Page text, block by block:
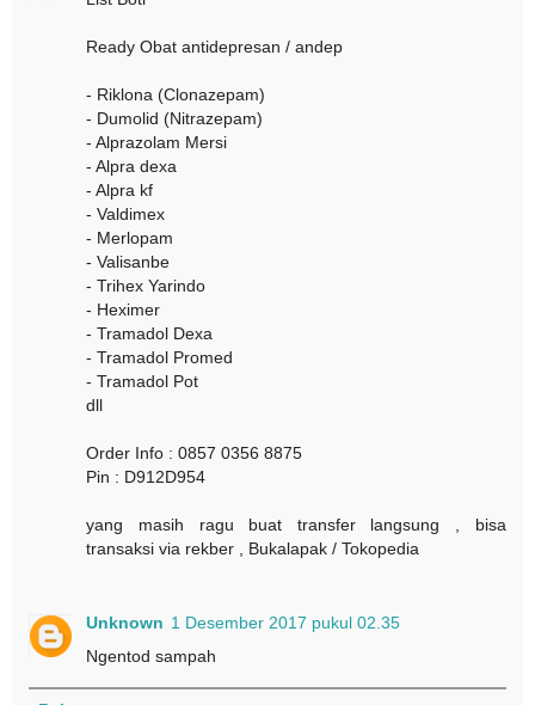
Ready Obat antidepresan / andep
- Riklona (Clonazepam)
- Dumolid (Nitrazepam)
- Alprazolam Mersi
- Alpra dexa
- Alpra kf
- Valdimex
- Merlopam
- Valisanbe
- Trihex Yarindo
- Heximer
- Tramadol Dexa
- Tramadol Promed
- Tramadol Pot
dll
Order Info : 0857 0356 8875
Pin : D912D954
yang masih ragu buat transfer langsung , bisa
transaksi via rekber , Bukalapak / Tokopedia
Unknown 1 Desember 2017 pukul 02.35
Ngentod sampah